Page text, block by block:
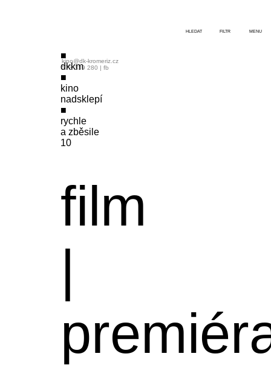
dkkm
kino
nadsklepí
rychle
a zběsile
10
film
|
kino@dk-kromeriz.cz
573 339 280 | fb
HLEDAT FILTR MENU